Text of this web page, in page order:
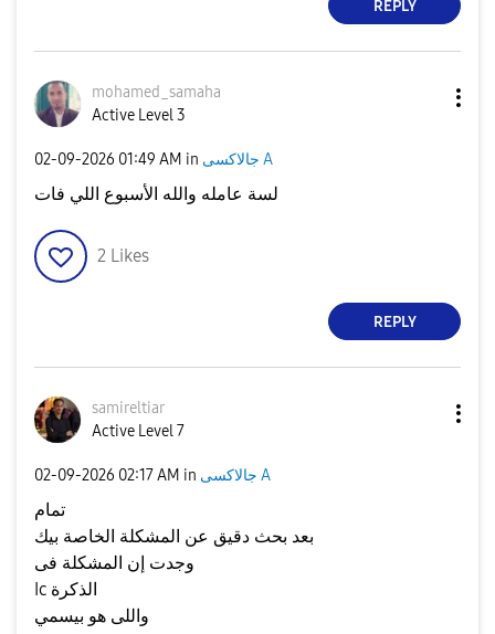
REPLY
mohamed_samaha
Active Level 3
‎02-09-2026 01:49 AM in جالاكسى A
لسة عامله والله الأسبوع اللي فات
2 Likes
REPLY
samireltiar
Active Level 7
‎02-09-2026 02:17 AM in جالاكسى A
تمام
بعد بحث دقيق عن المشكلة الخاصة بيك
وجدت إن المشكلة فى
Ic الذكرة
واللى هو بيسمي